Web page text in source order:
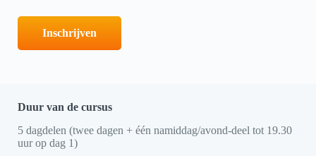
Inschrijven
Duur van de cursus
5 dagdelen (twee dagen + één namiddag/avond-deel tot 19.30
uur op dag 1)